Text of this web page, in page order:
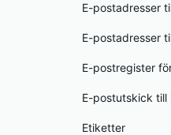
E-postadresser
E-postadresser
E-postregister
E-postutskick
Etiketter